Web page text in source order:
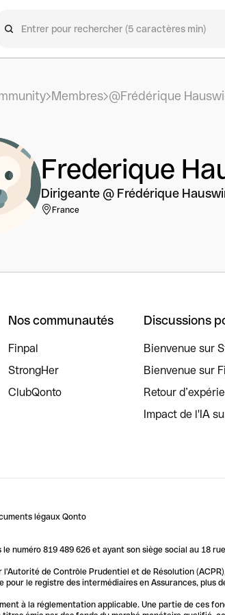
Membres @Frédérique
Frederique
Dirigeante @ Frédérique
France
Nos communautés
Finpal
StrongHer
ClubQonto
Discussions
Bienvenue sur
Bienvenue sur
Retour
Impact de l'IA
légaux Qonto
numéro 819 489 626 et ayant son siège social au 18
de Contrôle Prudentiel et de Résolution
pour le registre des intermédiaires en Assurances, plus
à la réglementation applicable. Une partie de ces